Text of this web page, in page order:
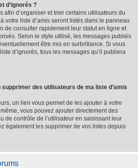
d’ignorés ?
afin d’organiser et trier certains utilisateurs du
votre liste d’amis seront listés dans le panneau
de consulter rapidement leur statut en ligne et
Selon le style utilisé, les messages publiés
être mis en surbrillance. Si vous
d’ignorés, tous les messages qu’il publiera
des utilisateurs de ma liste d’amis
un lien vous permet de les ajouter à votre
même, vous pouvez ajouter directement des
de contrôle de l’utilisateur en saisissant leur
également les supprimer de vos listes depuis